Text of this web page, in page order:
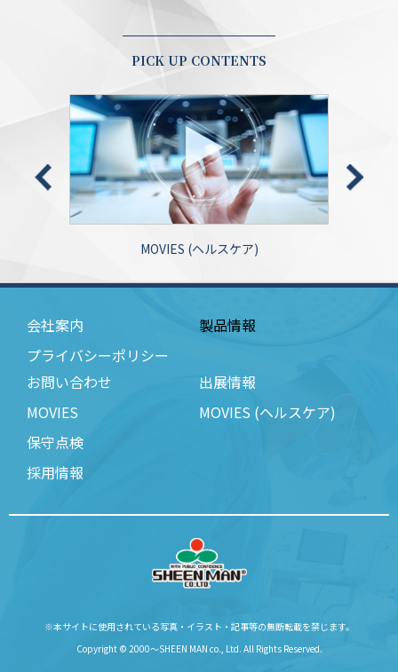
PICK UP CONTENTS
MOVIES (ヘルスケア)
会社案内
プライバシーポリシー
製品情報
お問い合わせ
出展情報
MOVIES
MOVIES (ヘルスケア)
保守点検
採用情報
※本サイトに使用されている写真・イラスト・記事等の無断転載を禁じます。
Copyright © 2000～SHEEN MAN co., Ltd. All Rights Reserved.